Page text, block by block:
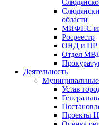
области
МИФНС
Росреестр
ОНД и ПР
Отдел
Деятельность
Муниципальные
Устав
Проекты